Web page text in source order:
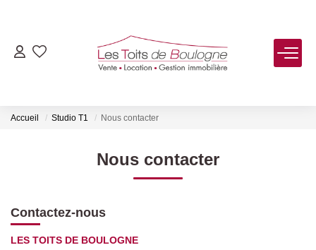
ACHETER
LOUER
VENDRE
Accueil Studio T1 Nous contacter
Nous contacter
Contactez-nous
LES TOITS DE BOULOGNE